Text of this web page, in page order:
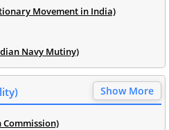
Movement in India)
Indian Navy Mutiny)
Show More
Commission)